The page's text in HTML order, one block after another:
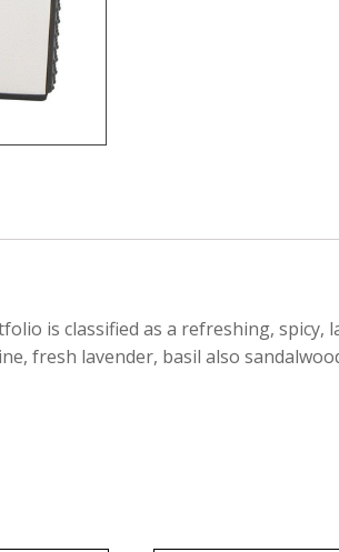
is classified as a refreshing, spicy,
fresh lavender, basil also